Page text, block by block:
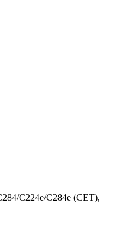
C224e/C284e (CET),